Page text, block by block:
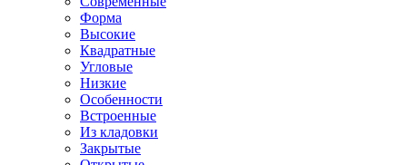
Форма
Высокие
Квадратные
Угловые
Низкие
Особенности
Встроенные
Из кладовки
Закрытые